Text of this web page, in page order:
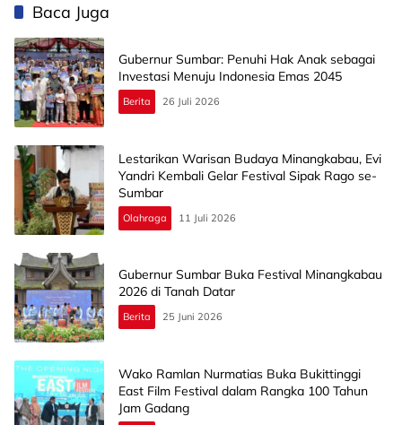
Baca Juga
Gubernur Sumbar: Penuhi Hak Anak sebagai
Investasi Menuju Indonesia Emas 2045
Berita 26 Juli 2026
Lestarikan Warisan Budaya Minangkabau, Evi
Yandri Kembali Gelar Festival Sipak Rago se-
Sumbar
Olahraga 11 Juli 2026
Gubernur Sumbar Buka Festival Minangkabau
2026 di Tanah Datar
Berita 25 Juni 2026
Wako Ramlan Nurmatias Buka Bukittinggi
East Film Festival dalam Rangka 100 Tahun
Jam Gadang